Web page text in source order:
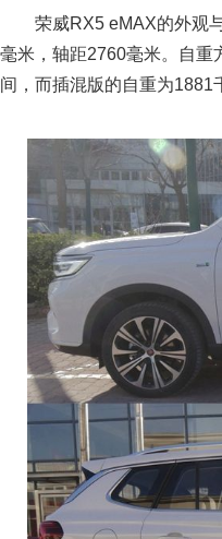
荣威RX5 eMAX的外观与
毫米，轴距2760毫米。自重
间，而插混版的自重为1881